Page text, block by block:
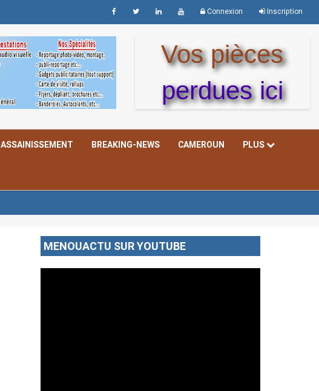
Connexion Inscription
Vos pièces
perdues ici
ASSAINISSEMENT BREAKING-NEWS CAMEROUN PLUS
MENOUACTU SUR YOUTUBE